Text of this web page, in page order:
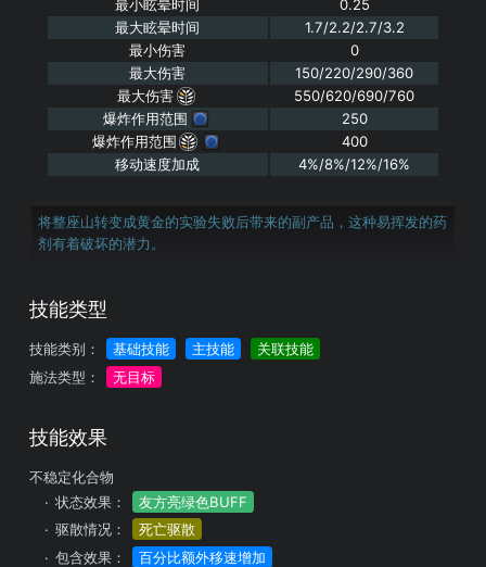
最小眩晕时间
0.25
最大眩晕时间
1.7/2.2/2.7/3.2
最小伤害
0
最大伤害
150/220/290/360
最大伤害
550/620/690/760
爆炸作用范围
250
爆炸作用范围
400
移动速度加成
4%/8%/12%/16%
将整座山转变成黄金的实验失败后带来的副产品，这种易挥发的药
剂有着破坏的潜力。
技能类型
技能类别： 基础技能 主技能
关联技能
施法类型：
无目标
技能效果
不稳定化合物
状态效果：
友方亮绿色BUFF
驱散情况：
死亡驱散
包含效果：
百分比额外移速增加